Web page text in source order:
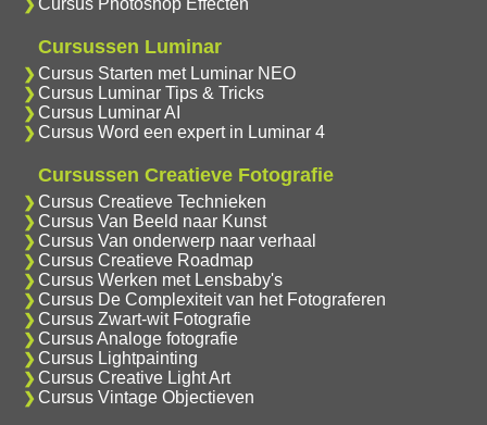
Cursus Photoshop Effecten
Cursussen Luminar
Cursus Starten met Luminar NEO
Cursus Luminar Tips & Tricks
Cursus Luminar AI
Cursus Word een expert in Luminar 4
Cursussen Creatieve Fotografie
Cursus Creatieve Technieken
Cursus Van Beeld naar Kunst
Cursus Van onderwerp naar verhaal
Cursus Creatieve Roadmap
Cursus Werken met Lensbaby's
Cursus De Complexiteit van het Fotograferen
Cursus Zwart-wit Fotografie
Cursus Analoge fotografie
Cursus Lightpainting
Cursus Creative Light Art
Cursus Vintage Objectieven